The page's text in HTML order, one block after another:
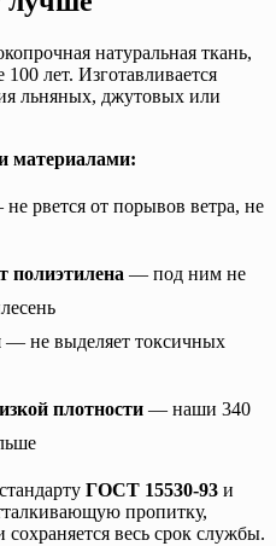
натуральная ткань,
лет. Изготавливается
льняных, джутовых или
материалами:
рвется от порывов ветра, не
— под ним не
— не выделяет токсичных
плотности — наши 340
ГОСТ 15530-93 и
пропитку,
весь срок службы.